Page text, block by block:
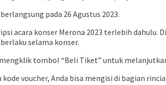
pada 26 Agustus 2023.
acara konser Merona 2023 terlebih dahulu.
selama konser.
tombol “Beli Tiket” untuk
voucher, Anda bisa mengisi di bagian